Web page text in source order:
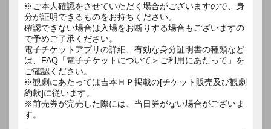
※ご本人確認をさせていただく場合がございますので、身
分が証明できるものをお持ちください。
確認できない場合は入場をお断りする場合もございますの
で予めご了承ください。
電子チケットアプリの詳細、有効な身分証明書の種類など
は、FAQ「電子チケットについて＞ご利用にあたって」を
ご確認ください。
※観劇にあたっては吉本ＨＰ掲載の[チケット販売及び観劇
約款]に従います。
※前売券が完売した際には、当日券がない場合がございま
す。